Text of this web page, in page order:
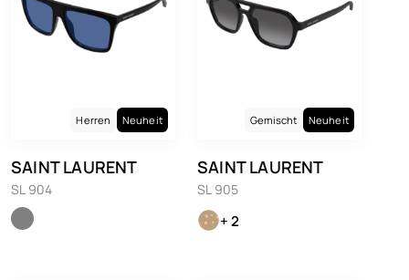
Herren Neuheit
SAINT LAURENT
SL 904
Gemischt Neuheit
SAINT LAURENT
SL 905
+ 2